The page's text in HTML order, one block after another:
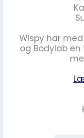
Wispy har
og Bodylab en